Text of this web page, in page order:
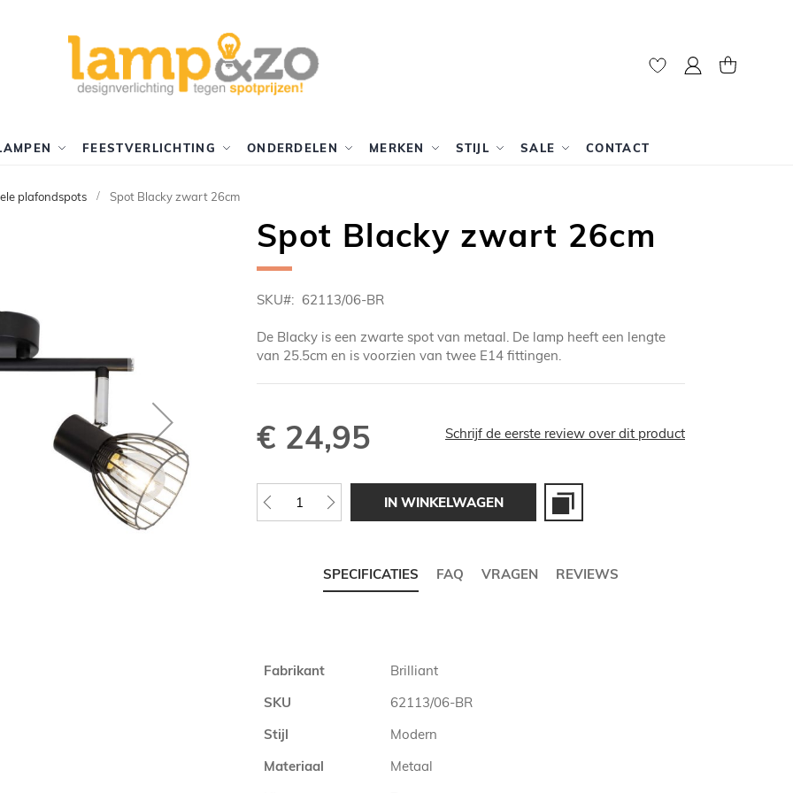
Mijn account
FEESTVERLICHTING ONDERDELEN MERKEN STIJL SALE CONTACT
plafondspots Spot Blacky zwart 26cm
Spot Blacky zwart 26cm
SKU 62113/06-BR
De Blacky is een zwarte spot van metaal. De lamp heeft een lengte
van 25.5cm en is voorzien van twee E14 fittingen.
€ 24,95 Schrijf de eerste review over dit product
IN WINKELWAGEN
SPECIFICATIES FAQ VRAGEN REVIEWS
Meer
Fabrikant
Brilliant
SKU
62113/06-BR
Stijl
Modern
Materiaal
Metaal